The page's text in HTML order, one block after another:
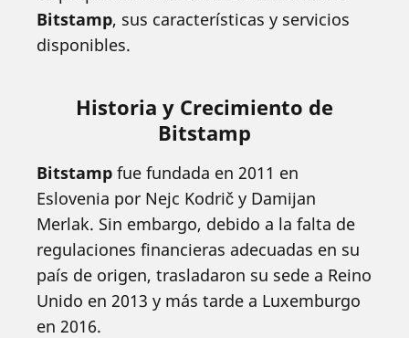
Bitstamp, sus características y servicios
disponibles.
Historia y Crecimiento de
Bitstamp
Bitstamp fue fundada en 2011 en
Eslovenia por Nejc Kodrič y Damijan
Merlak. Sin embargo, debido a la falta de
regulaciones financieras adecuadas en su
país de origen, trasladaron su sede a Reino
Unido en 2013 y más tarde a Luxemburgo
en 2016.